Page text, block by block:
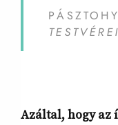
TESTVÉREI
Azáltal, hogy az